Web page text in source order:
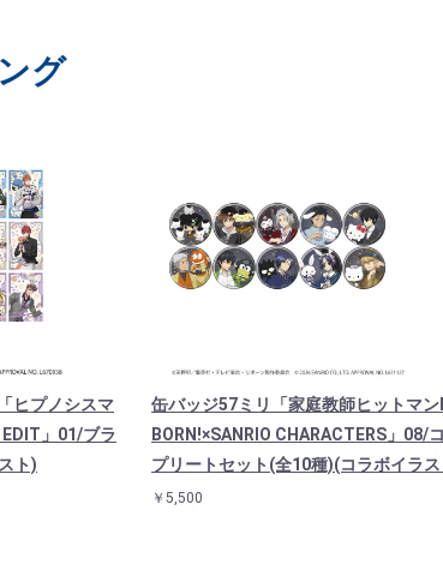
グ
ヒプノシスマ
EDIT」01/ブラ
ト)
缶バッジ57ミリ「家庭教師ヒットマン
BORN!×SANRIO CHARACTERS」08/
プリートセット(全10種)(コラボイラ
￥5,500